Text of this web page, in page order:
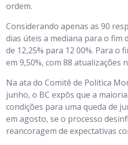
ordem.
Considerando apenas as 90
dias úteis a mediana para o fim
de 12,25% para 12 00%. Para o
em 9,50%, com 88 atualizações
Na ata do Comitê de Política
junho, o BC expôs que a
condições para uma queda de
em agosto, se o processo
reancoragem de expectativas